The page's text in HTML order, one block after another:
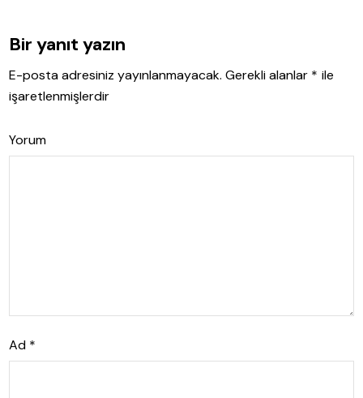
Bir yanıt yazın
E-posta adresiniz yayınlanmayacak. Gerekli alanlar * ile
işaretlenmişlerdir
Yorum
Ad *